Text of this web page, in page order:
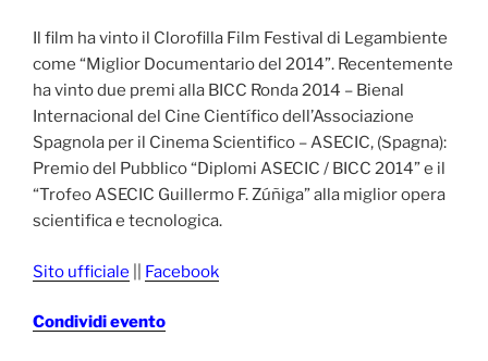
Il film ha vinto il Clorofilla Film Festival di Legambiente
come “Miglior Documentario del 2014”. Recentemente
ha vinto due premi alla BICC Ronda 2014 – Bienal
Internacional del Cine Científico dell’Associazione
Spagnola per il Cinema Scientifico – ASECIC, (Spagna):
Premio del Pubblico “Diplomi ASECIC / BICC 2014” e il
“Trofeo ASECIC Guillermo F. Zúñiga” alla miglior opera
scientifica e tecnologica.
Sito ufficiale Facebook
Condividi evento